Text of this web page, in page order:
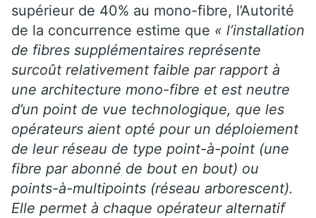
supérieur de 40% au mono-fibre, l’Autorité
de la concurrence estime que « l’installation
de fibres supplémentaires représente
surcoût relativement faible par rapport à
une architecture mono-fibre et est neutre
d’un point de vue technologique, que les
opérateurs aient opté pour un déploiement
de leur réseau de type point-à-point (une
fibre par abonné de bout en bout) ou
points-à-multipoints (réseau arborescent).
Elle permet à chaque opérateur alternatif